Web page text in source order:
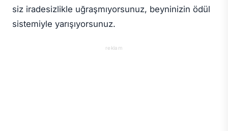
siz iradesizlikle uğraşmıyorsunuz, beyninizin ödül
sistemiyle yarışıyorsunuz.
reklam